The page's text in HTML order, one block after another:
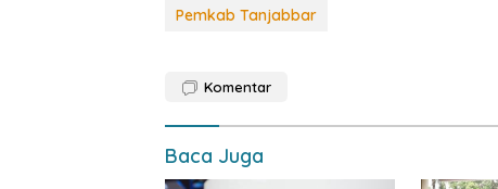
e
o
o
k
at
A
p
p
p
n
Pemkab Tanjabbar
Komentar
Baca Juga